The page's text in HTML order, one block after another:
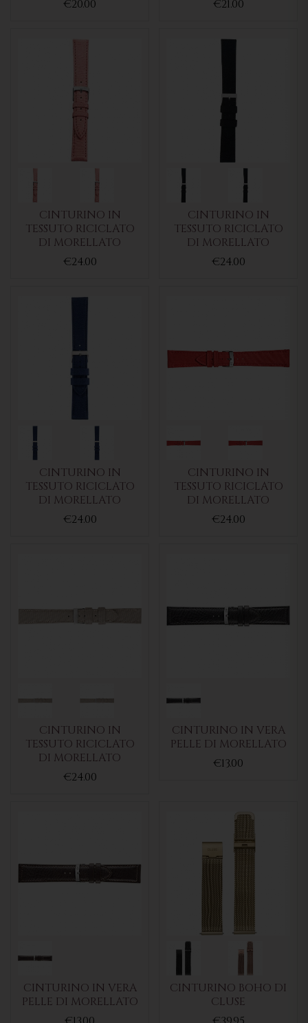
€20.00
€21.00
CINTURINO IN
TESSUTO RICICLATO
DI MORELLATO
€24.00
CINTURINO IN
TESSUTO RICICLATO
DI MORELLATO
€24.00
CINTURINO IN
TESSUTO RICICLATO
DI MORELLATO
€24.00
CINTURINO IN
TESSUTO RICICLATO
DI MORELLATO
€24.00
CINTURINO IN
TESSUTO RICICLATO
DI MORELLATO
€24.00
CINTURINO IN VERA
PELLE DI MORELLATO
€13.00
CINTURINO IN VERA
PELLE DI MORELLATO
CINTURINO BOHO DI
CLUSE